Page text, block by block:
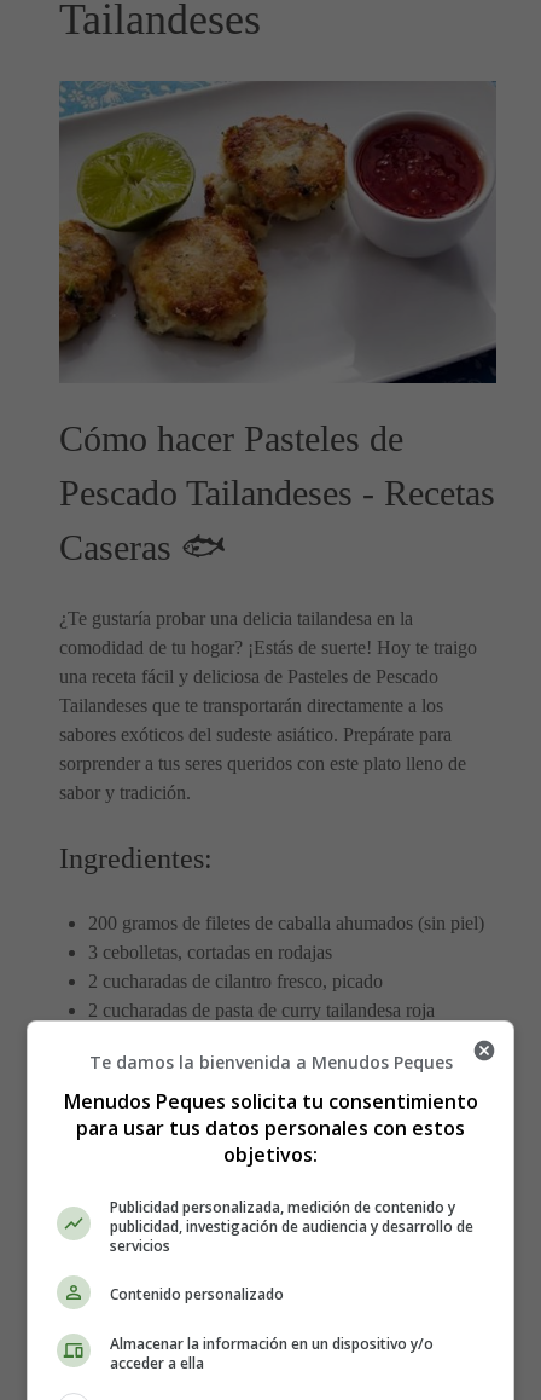
Tailandeses
Cómo hacer Pasteles de
Pescado Tailandeses - Recetas
Caseras 🐟
¿Te gustaría probar una delicia tailandesa en la
comodidad de tu hogar? ¡Estás de suerte! Hoy te traigo
una receta fácil y deliciosa de Pasteles de Pescado
Tailandeses que te transportarán directamente a los
sabores exóticos del sudeste asiático. Prepárate para
sorprender a tus seres queridos con este plato lleno de
sabor y tradición.
Ingredientes:
200 gramos de filetes de caballa ahumados (sin piel)
3 cebolletas, cortadas en rodajas
2 cucharadas de cilantro fresco, picado
2 cucharadas de pasta de curry tailandesa roja
2 cucharaditas de cáscara de limón rallada
1 cucharada de jugo de limón
Pimienta negra
Harina (para espolvorear)
Elaboración de los Pasteles de
Te damos la bienvenida a Menudos Peques
Menudos Peques solicita tu consentimiento
para usar tus datos personales con estos
objetivos:
Publicidad personalizada, medición de contenido y
publicidad, investigación de audiencia y desarrollo de
servicios
Contenido personalizado
Almacenar la información en un dispositivo y/o
acceder a ella